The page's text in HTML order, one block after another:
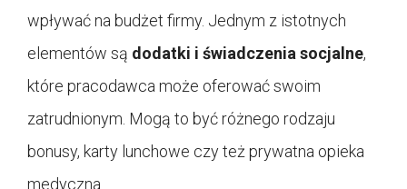
wpływać na budżet firmy. Jednym z istotnych
elementów są dodatki i świadczenia socjalne,
które pracodawca może oferować swoim
zatrudnionym. Mogą to być różnego rodzaju
bonusy, karty lunchowe czy też prywatna opieka
medyczna.